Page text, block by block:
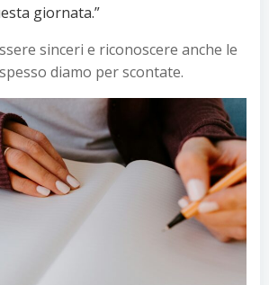
giornata.”
sinceri e riconoscere anche le
diamo per scontate.